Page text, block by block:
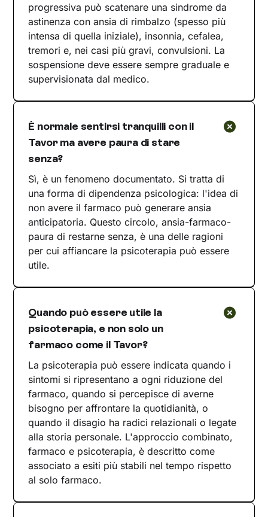
progressiva può scatenare una sindrome da
astinenza con ansia di rimbalzo (spesso più
intensa di quella iniziale), insonnia, cefalea,
tremori e, nei casi più gravi, convulsioni. La
sospensione deve essere sempre graduale e
supervisionata dal medico.
È normale sentirsi tranquilli con il
Tavor ma avere paura di stare
senza?
Sì, è un fenomeno documentato. Si tratta di
una forma di dipendenza psicologica: l'idea di
non avere il farmaco può generare ansia
anticipatoria. Questo circolo, ansia-farmaco-
paura di restarne senza, è una delle ragioni
per cui affiancare la psicoterapia può essere
utile.
Quando può essere utile la
psicoterapia, e non solo un
farmaco come il Tavor?
La psicoterapia può essere indicata quando i
sintomi si ripresentano a ogni riduzione del
farmaco, quando si percepisce di averne
bisogno per affrontare la quotidianità, o
quando il disagio ha radici relazionali o legate
alla storia personale. L'approccio combinato,
farmaco e psicoterapia, è descritto come
associato a esiti più stabili nel tempo rispetto
al solo farmaco.